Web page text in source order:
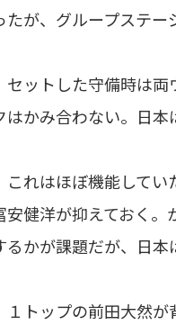
たが、グループステ
セットした守備時は両
はかみ合わない。日本
これはほぼ機能してい
安健洋が抑えておく
るかが課題だが、日本
１トップの前田大然が